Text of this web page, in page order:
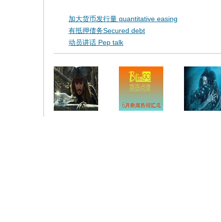
加大货币发行量 quantitative easing
有抵押债务Secured debt
动员讲话 Pep talk